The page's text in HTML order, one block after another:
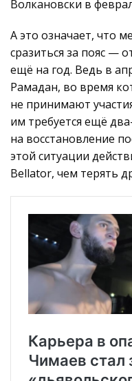
Волкановски в
А это означает, что
сразиться за пояс —
ещё на год. Ведь в
Рамадан, во время
не принимают
им требуется ещё
на восстановление
этой ситуации
Bellator, чем терять